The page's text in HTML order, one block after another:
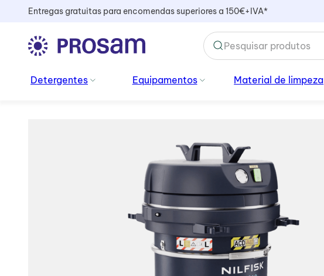
Entregas gratuitas para encomendas superiores a 150€+IVA*
TERMOS MAIS BUSCADOS
kiehl
cabo
peluche
amoniacal
Detergentes
Equipamentos Material de limpeza